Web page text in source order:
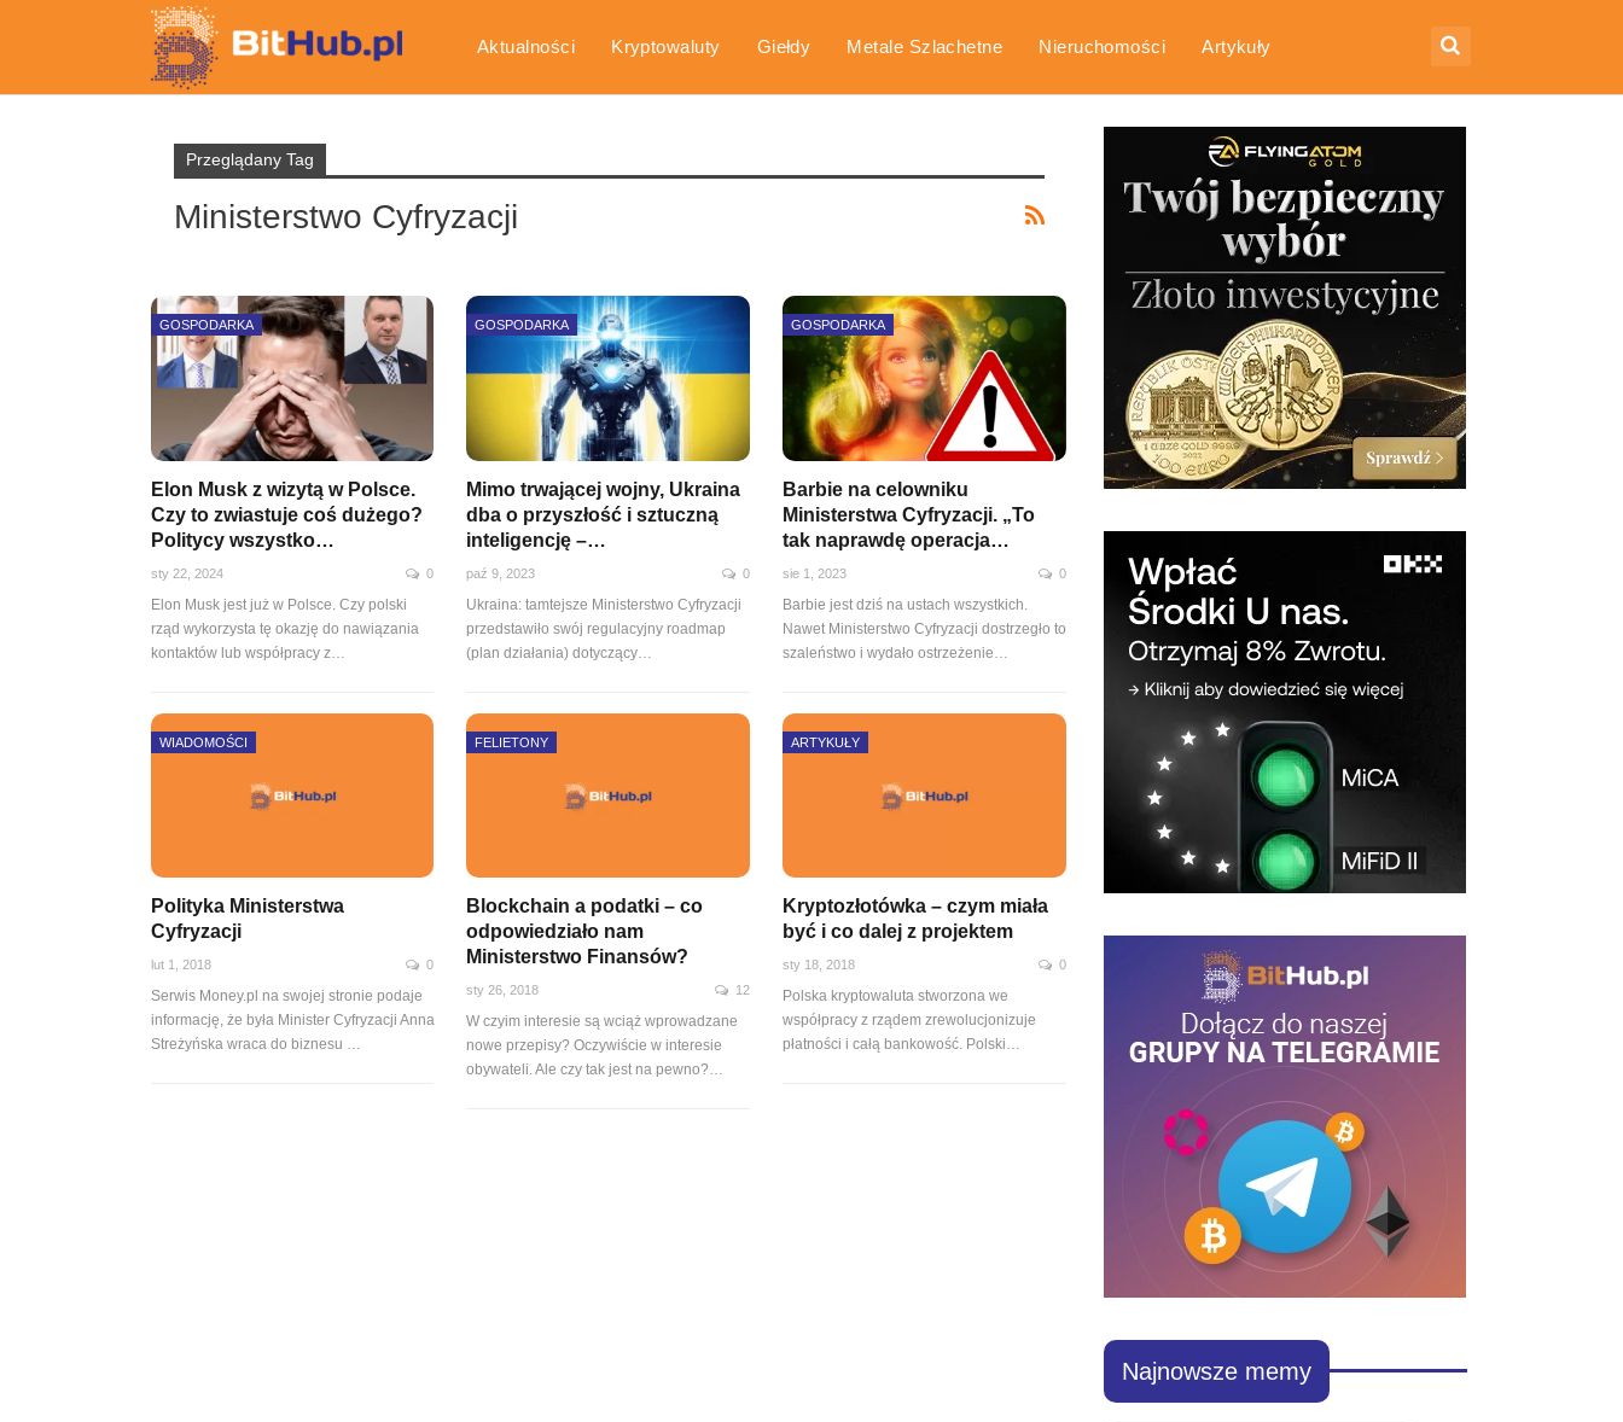
Aktualności Kryptowaluty Giełdy Metale Szlachetne Nieruchomości Artykuły
Przeglądany Tag
Ministerstwo Cyfryzacji
GOSPODARKA
Elon Musk z wizytą w Polsce.
Czy to zwiastuje coś dużego?
Politycy wszystko…
sty 22, 2024 0
Elon Musk jest już w Polsce. Czy polski
rząd wykorzysta tę okazję do nawiązania
kontaktów lub współpracy z…
GOSPODARKA
Mimo trwającej wojny, Ukraina
dba o przyszłość i sztuczną
inteligencję –…
paź 9, 2023 0
Ukraina: tamtejsze Ministerstwo Cyfryzacji
przedstawiło swój regulacyjny roadmap
(plan działania) dotyczący…
GOSPODARKA
Barbie na celowniku
Ministerstwa Cyfryzacji. „To
tak naprawdę operacja…
sie 1, 2023 0
Barbie jest dziś na ustach wszystkich.
Nawet Ministerstwo Cyfryzacji dostrzegło to
szaleństwo i wydało ostrzeżenie…
WIADOMOŚCI
Polityka Ministerstwa
Cyfryzacji
lut 1, 2018 0
Serwis Money.pl na swojej stronie podaje
informację, że była Minister Cyfryzacji Anna
Streżyńska wraca do biznesu …
FELIETONY
Blockchain a podatki – co
odpowiedziało nam
Ministerstwo Finansów?
sty 26, 2018 12
W czyim interesie są wciąż wprowadzane
nowe przepisy? Oczywiście w interesie
obywateli. Ale czy tak jest na pewno?…
ARTYKUŁY
Kryptozłotówka – czym miała
być i co dalej z projektem
sty 18, 2018 0
Polska kryptowaluta stworzona we
współpracy z rządem zrewolucjonizuje
płatności i całą bankowość. Polski…
Najnowsze memy